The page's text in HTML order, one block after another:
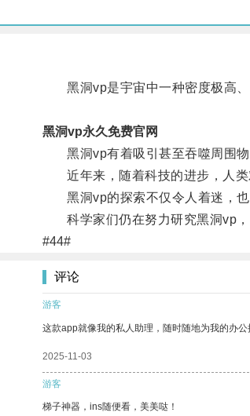
黑洞vp是宇宙中一种密度极高、
黑洞vp永久免费官网
黑洞vp有着吸引甚至吞噬周围物
近年来，随着科技的进步，人类
黑洞vp的探索不仅令人着迷，也
科学家们仍在努力研究黑洞vp，
#44#
评论
游客
这款app就像我的私人助理，随时随地为我的办公
2025-11-03
游客
梯子神器，ins随便看，美美哒！